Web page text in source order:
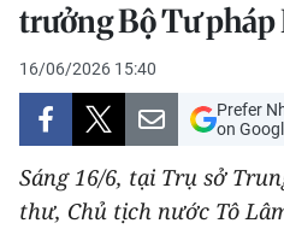
KINH TẾ
VĂN HÓA
XÃ HỘI
PHÁP LUẬT
trưởng Bộ Tư pháp
16/06/2026 15:40
Prefer
on
Sáng 16/6, tại Trụ sở
thư, Chủ tịch nước Tô